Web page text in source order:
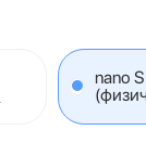
nano